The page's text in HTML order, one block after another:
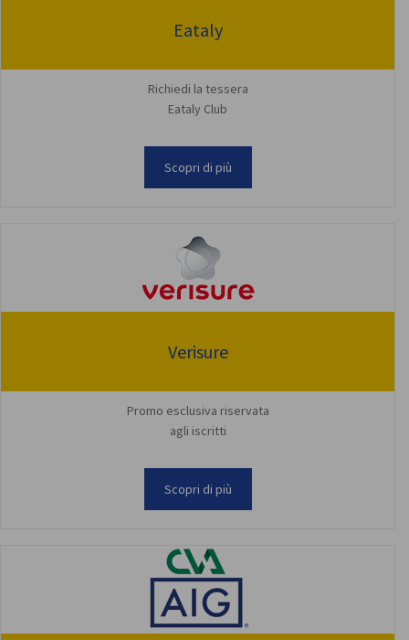
Eataly
Richiedi la tessera
Eataly Club
Scopri di più
Verisure
Promo esclusiva riservata
agli iscritti
Scopri di più